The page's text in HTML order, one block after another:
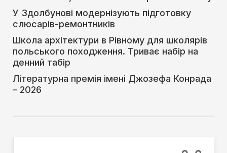
У Здолбунові модернізують підготовку
слюсарів-ремонтників
Школа архітектури в Рівному для школярів
польського походження. Триває набір на
денний табір
Літературна премія імені Джозефа Конрада
– 2026